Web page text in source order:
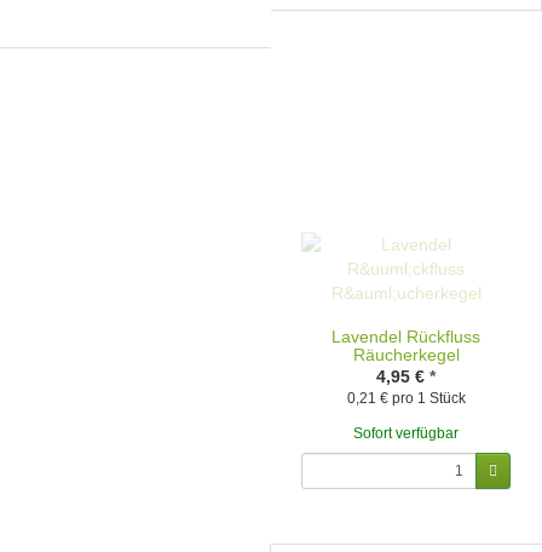
Lavendel Rückfluss
Räucherkegel
4,95 € *
0,21 € pro 1 Stück
Sofort verfügbar